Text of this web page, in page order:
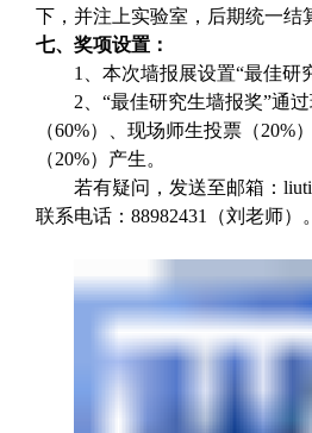
下，并注上实验室，后期统一结
七、奖项设置：
1、本次墙报展设置“最佳研
2、“最佳研究生墙报奖”通
（60%）、现场师生投票（20%
（20%）产生。
若有疑问，发送至邮箱：
联系电话： 88982431 （刘 老师）。